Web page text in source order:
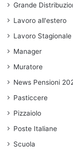
Grande
Lavoro all'estero
Lavoro Stagionale
Manager
Muratore
News Pensioni
Pasticcere
Pizzaiolo
Poste Italiane
Scuola